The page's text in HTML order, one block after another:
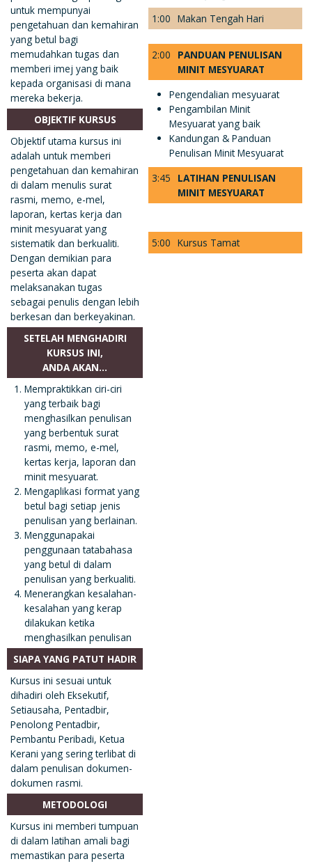
untuk mempunyai
pengetahuan dan kemahiran
yang betul bagi
memudahkan tugas dan
memberi imej yang baik
kepada organisasi di mana
mereka bekerja.
OBJEKTIF KURSUS
Objektif utama kursus ini
adalah untuk memberi
pengetahuan dan kemahiran
di dalam menulis surat
rasmi, memo, e-mel,
laporan, kertas kerja dan
minit mesyuarat yang
sistematik dan berkualiti.
Dengan demikian para
peserta akan dapat
melaksanakan tugas
sebagai penulis dengan lebih
berkesan dan berkeyakinan.
SETELAH MENGHADIRI
KURSUS INI,
ANDA AKAN…
Mempraktikkan ciri-ciri
yang terbaik bagi
menghasilkan penulisan
yang berbentuk surat
rasmi, memo, e-mel,
kertas kerja, laporan dan
minit mesyuarat.
Mengaplikasi format yang
betul bagi setiap jenis
penulisan yang berlainan.
Menggunapakai
penggunaan tatabahasa
yang betul di dalam
penulisan yang berkualiti.
Menerangkan kesalahan-
kesalahan yang kerap
dilakukan ketika
menghasilkan penulisan
SIAPA YANG PATUT HADIR
Kursus ini sesuai untuk
dihadiri oleh Eksekutif,
Setiausaha, Pentadbir,
Penolong Pentadbir,
Pembantu Peribadi, Ketua
Kerani yang sering terlibat di
dalam penulisan dokumen-
dokumen rasmi.
METODOLOGI
Kursus ini memberi tumpuan
di dalam latihan amali bagi
memastikan para peserta
1:00 Makan Tengah Hari
2:00
PANDUAN PENULISAN
MINIT MESYUARAT
Pengendalian mesyuarat
Pengambilan Minit
Mesyuarat yang baik
Kandungan & Panduan
Penulisan Minit Mesyuarat
3:45
LATIHAN PENULISAN
MINIT MESYUARAT
5:00 Kursus Tamat